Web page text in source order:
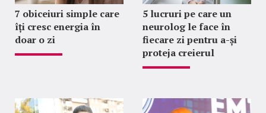
7 obiceiuri simple care
îți cresc energia în
doar o zi
5 lucruri pe care un
neurolog le face în
fiecare zi pentru a-și
proteja creierul